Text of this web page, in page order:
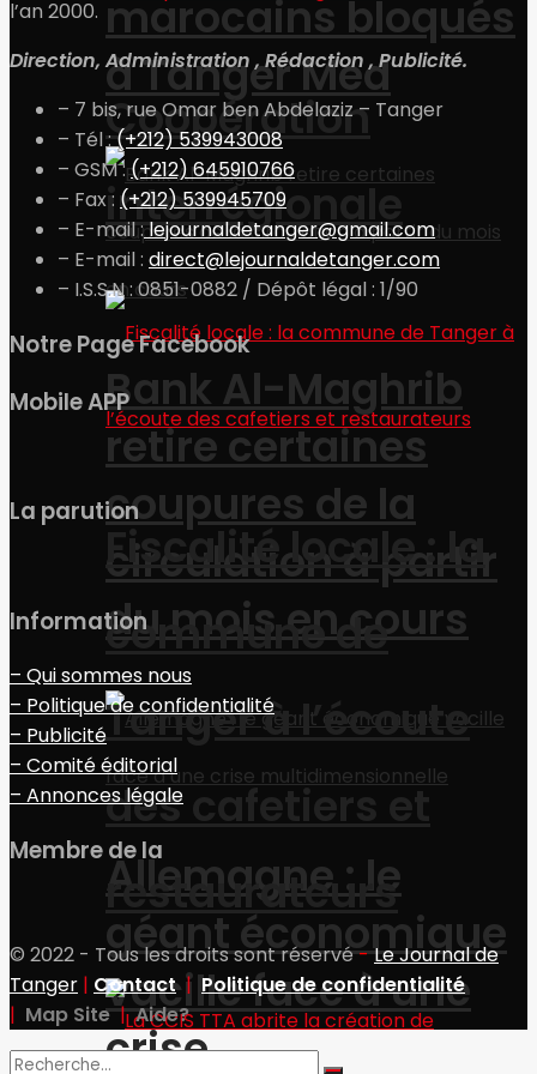
marocains bloqués
à Tanger Med
Bank Al-Maghrib
retire certaines
coupures de la
circulation à partir
du mois en cours
Allemagne : le
géant économique
vacille face à une
crise
Coopération
interrégionale
Fiscalité locale : la
commune de
Tanger à l’écoute
des cafetiers et
restaurateurs
l’an 2000.
Direction, Administration , Rédaction , Publicité.
– 7 bis, rue Omar ben Abdelaziz – Tanger
– Tél :(+212) 539943008
– GSM :(+212) 645910766
– Fax : (+212) 539945709
– E-mail :lejournaldetanger@gmail.com
– E-mail : direct@lejournaldetanger.com
– I.S.S.N : 0851-0882 / Dépôt légal : 1/90
Notre Page Facebook
Mobile APP
La parution
Information
– Qui sommes nous
– Politique de confidentialité
– Publicité
– Comité éditorial
– Annonces légale
Membre de la
© 2022 - Tous les droits sont réservé-Le Journal de
Tanger | Contact | Politique de confidentialité
| Map Site|Aide?